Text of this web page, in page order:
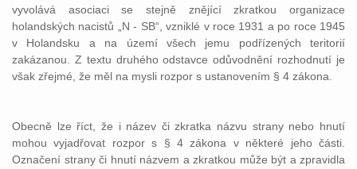
vyvolává asociaci se stejně znějící zkratkou organizace
holandských nacistů „N - SB“, vzniklé v roce 1931 a po roce 1945
v Holandsku a na území všech jemu podřízených teritorií
zakázanou. Z textu druhého odstavce odůvodnění rozhodnutí je
však zřejmé, že měl na mysli rozpor s ustanovením § 4 zákona.
Obecně lze říct, že i název či zkratka názvu strany nebo hnutí
mohou vyjadřovat rozpor s § 4 zákona v některé jeho části.
Označení strany či hnutí názvem a zkratkou může být a zpravidla